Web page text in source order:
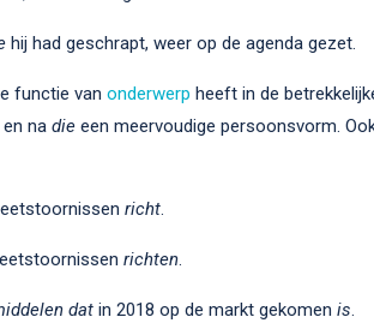
hij had geschrapt, weer op de agenda gezet.
functie van onderwerp heeft in de
na die een meervoudige persoonsvorm.
richt.
richten.
dat in 2018 op de markt gekomen is.